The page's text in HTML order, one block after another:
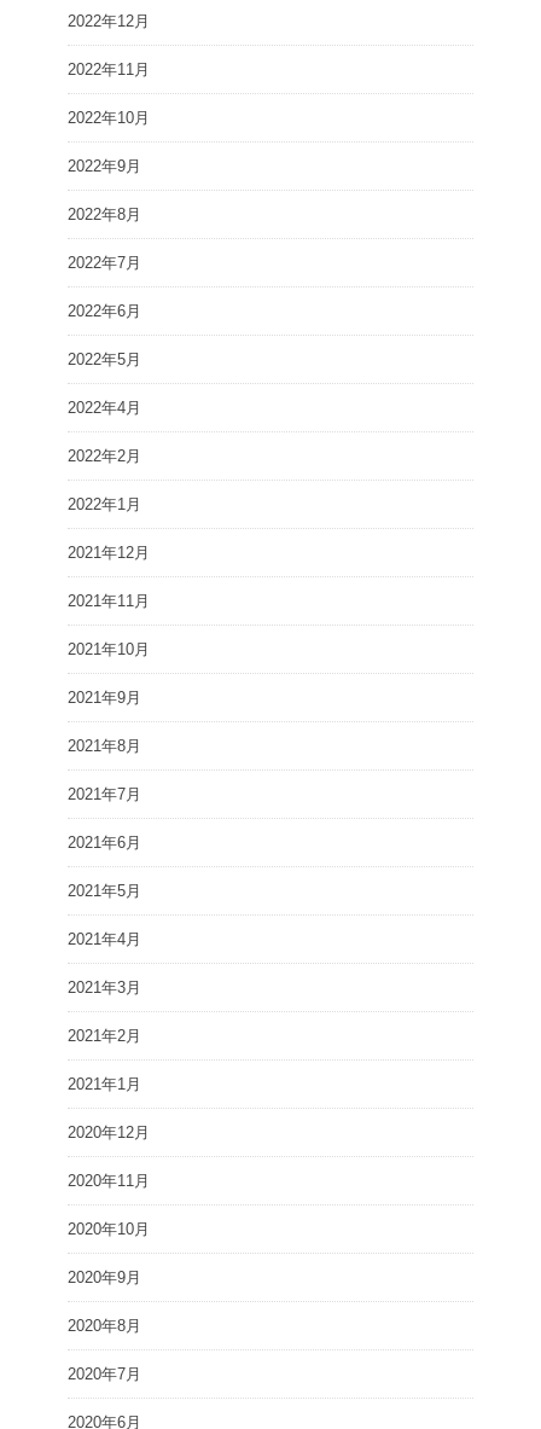
2022年12月
2022年11月
2022年10月
2022年9月
2022年8月
2022年7月
2022年6月
2022年5月
2022年4月
2022年2月
2022年1月
2021年12月
2021年11月
2021年10月
2021年9月
2021年8月
2021年7月
2021年6月
2021年5月
2021年4月
2021年3月
2021年2月
2021年1月
2020年12月
2020年11月
2020年10月
2020年9月
2020年8月
2020年7月
2020年6月